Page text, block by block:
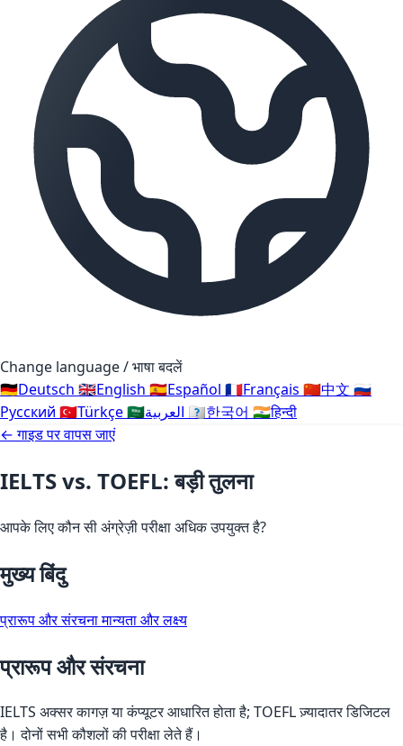
Change language / भाषा बदलें
🇩🇪Deutsch 🇬🇧English 🇪🇸Español 🇫🇷Français 🇨🇳中文 🇷🇺
Русский 🇹🇷Türkçe🇸🇦 🇰🇷한국어 🇮🇳हिन्दी
← गाइड पर वापस जाएं
IELTS vs. TOEFL: बड़ी तुलना
आपके लिए कौन सी अंग्रेज़ी परीक्षा अधिक उपयुक्त है?
मुख्य बिंदु
प्रारूप और संरचनामान्यता और लक्ष्य
प्रारूप और संरचना
IELTS अक्सर कागज़ या कंप्यूटर आधारित होता है; TOEFL ज़्यादातर डिजिटल
है। दोनों सभी कौशलों की परीक्षा लेते हैं।